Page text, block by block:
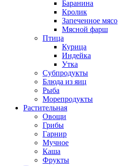
Баранина
Кролик
Запеченное мясо
Мясной фарш
Птица
Курица
Индейка
Утка
Субпродукты
Блюда из яиц
Рыба
Морепродукты
Растительная
Овощи
Грибы
Гарнир
Мучное
Каша
Фрукты